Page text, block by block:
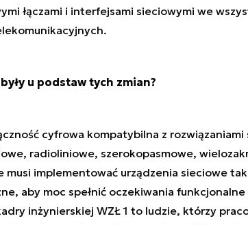
łączami i interfejsami sieciowymi we
u podstaw tych zmian?
cyfrowa kompatybilna z
radioliniowe, szerokopasmowe,
musi implementować urządzenia sieciowe
aby moc spełnić oczekiwania
inżynierskiej WZŁ 1 to ludzie, którzy